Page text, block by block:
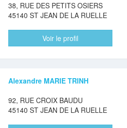
38, RUE DES PETITS OSIERS
45140 ST JEAN DE LA RUELLE
Voir le profil
Alexandre MARIE TRINH
92, RUE CROIX BAUDU
45140 ST JEAN DE LA RUELLE